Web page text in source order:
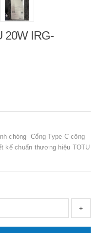
20W IRG-
chóng Cổng Type-C công
kế chuẩn thương hiệu TOTU
+